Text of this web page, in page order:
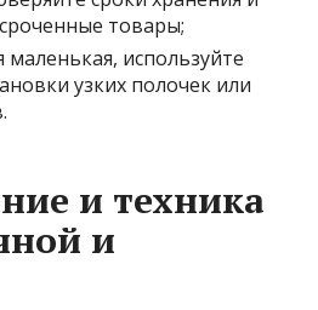
товары;
маленькая, используйте
узких полочек или
и техника
и